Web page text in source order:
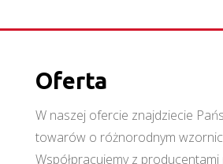
Oferta
W naszej ofercie znajdziecie
towarów o różnorodnym
Współpracujemy z producentami